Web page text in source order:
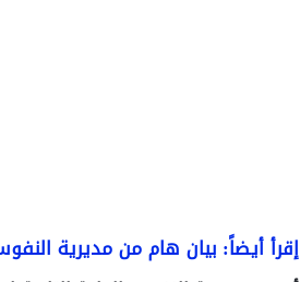
إقرأ أيضاً: بيان هام من مديرية